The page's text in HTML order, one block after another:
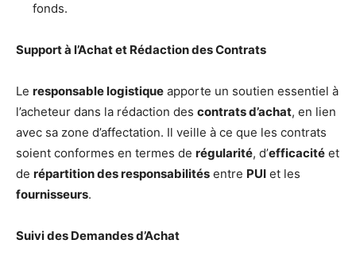
fonds.
Support à l’Achat et Rédaction des Contrats
Le responsable logistique apporte un soutien essentiel à
l’acheteur dans la rédaction des contrats d’achat, en lien
avec sa zone d’affectation. Il veille à ce que les contrats
soient conformes en termes de régularité, d’efficacité et
de répartition des responsabilités entre PUI et les
fournisseurs.
Suivi des Demandes d’Achat